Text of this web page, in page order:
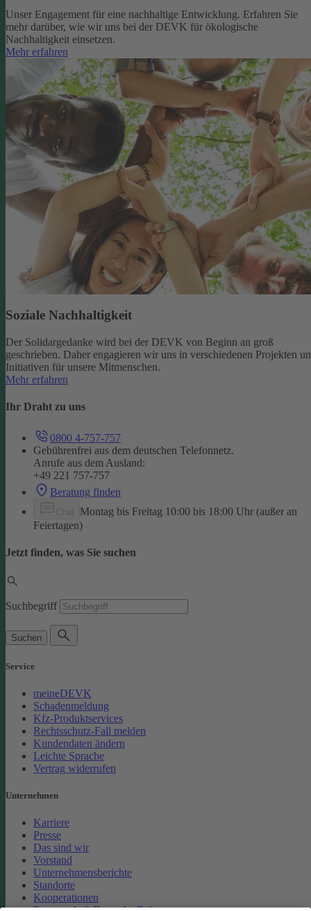
Unser Engagement für eine nachhaltige Entwicklung. Erfahren Sie
mehr darüber, wie wir uns bei der DEVK für ökologische
Nachhaltigkeit einsetzen.
Mehr erfahren
Soziale Nachhaltigkeit
Der Solidargedanke wird bei der DEVK von Beginn an groß
geschrieben. Daher engagieren wir uns in verschiedenen Projekten
Initiativen für unsere Mitmenschen.
Mehr erfahren
Ihr Draht zu uns
0800 4-757-757
Gebührenfrei aus dem deutschen Telefonnetz.
Anrufe aus dem Ausland:
+49 221 757-757
Beratung finden
Montag bis Freitag 10:00 bis 18:00 Uhr (außer an
Feiertagen)
Jetzt finden, was Sie suchen
Suchbegriff
Suchen
Service
meineDEVK
Schadenmeldung
Kfz-Produktservices
Rechtsschutz-Fall melden
Kundendaten ändern
Leichte Sprache
Vertrag widerrufen
Unternehmen
Karriere
Presse
Das sind wir
Vorstand
Unternehmensberichte
Standorte
Kooperationen